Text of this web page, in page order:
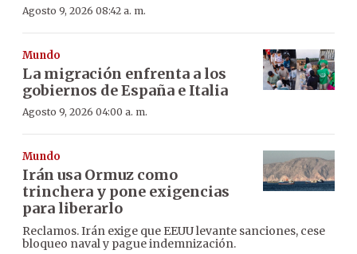
Agosto 9, 2026 08:42 a. m.
Mundo
La migración enfrenta a los
gobiernos de España e Italia
Agosto 9, 2026 04:00 a. m.
Mundo
Irán usa Ormuz como
trinchera y pone exigencias
para liberarlo
Reclamos. Irán exige que EEUU levante sanciones, cese
bloqueo naval y pague indemnización.